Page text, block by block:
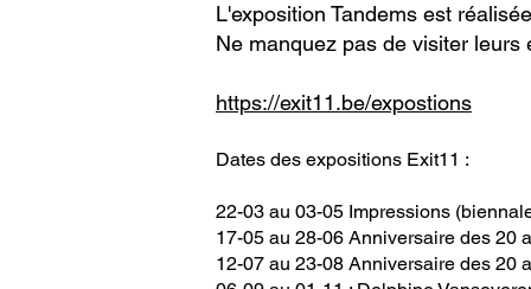
L'exposition Tandems est
Ne manquez pas de visiter
https://exit11.be/expostions
Dates des expositions Exit11 :
22-03 au 03-05 Impressions
17-05 au 28-06 Anniversaire des 20
12-07 au 23-08 Anniversaire des 20